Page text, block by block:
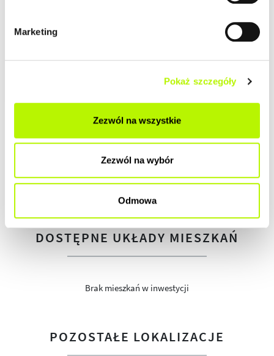
Marketing
Pokaż szczegóły
Zezwól na wszystkie
Zezwól na wybór
Odmowa
DO ZAMIESZKANIA
HISTORIA ZMIAN CEN
HISTORIA
DOSTĘPNE UKŁADY MIESZKAŃ
Brak mieszkań w inwestycji
POZOSTAŁE LOKALIZACJE